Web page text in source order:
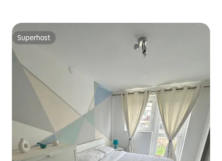
Superhost
Superhost